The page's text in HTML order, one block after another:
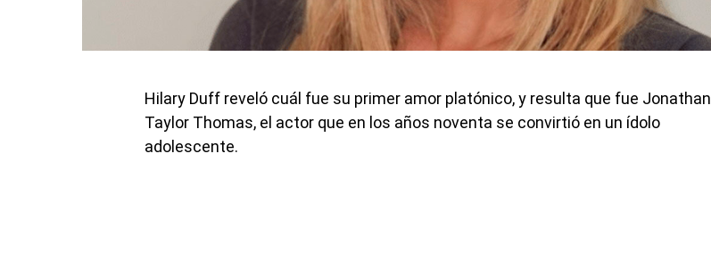
Hilary Duff reveló cuál fue su primer amor platónico, y resulta que fue Jonathan
Taylor Thomas, el actor que en los años noventa se convirtió en un ídolo
adolescente.